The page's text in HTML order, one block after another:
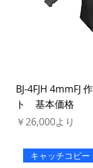
BJ-4FJH 4mmFJ
ト 基本価格
￥26,000より
セール価格
キャッチコピー